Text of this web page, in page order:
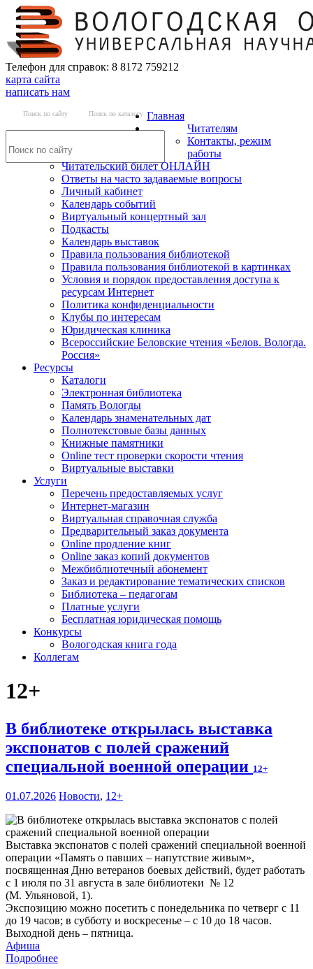
Телефон для справок: 8 8172 759212
карта сайта
написать нам
Поиск по сайту Поиск по каталогу Главная
Читателям
Контакты, режим
работы
Читательский билет ОНЛАЙН
Ответы на часто задаваемые вопросы
Личный кабинет
Календарь событий
Виртуальный концертный зал
Подкасты
Календарь выставок
Правила пользования библиотекой
Правила пользования библиотекой в картинках
Условия и порядок предоставления доступа к
ресурсам Интернет
Политика конфиденциальности
Клубы по интересам
Юридическая клиника
Всероссийские Беловские чтения «Белов. Вологда.
Россия»
Ресурсы
Каталоги
Электронная библиотека
Память Вологды
Календарь знаменательных дат
Полнотекстовые базы данных
Книжные памятники
Online тест проверки скорости чтения
Виртуальные выставки
Услуги
Перечень предоставляемых услуг
Интернет-магазин
Виртуальная справочная служба
Предварительный заказ документа
Online продление книг
Online заказ копий документов
Межбиблиотечный абонемент
Заказ и редактирование тематических списков
Библиотека – педагогам
Платные услуги
Бесплатная юридическая помощь
Конкурсы
Вологодская книга года
Коллегам
12+
В библиотеке открылась выставка
экспонатов с полей сражений
специальной военной операции 12+
01.07.2026 Новости, 12+
Выставка экспонатов с полей сражений специальной военной
операции «Память о павших – напутствие живым»,
посвященная Дню ветеранов боевых действий, будет работать
с 1 июля по 31 августа в зале библиотеки № 12
(М. Ульяновой, 1).
Экспозицию можно посетить с понедельника по четверг с 11
до 19 часов; в субботу и воскресенье – с 10 до 18 часов.
Выходной день – пятница.
Афиша
Подробнее